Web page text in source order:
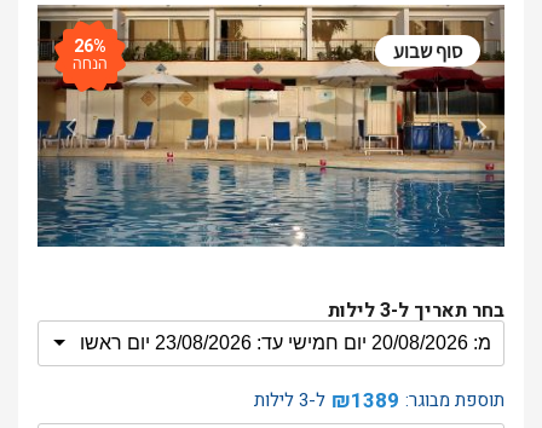
סוף שבוע 26%
הנחה
בחר תאריך ל-3 לילות
תוספת מבוגר: ₪1389 ל-3 לילות